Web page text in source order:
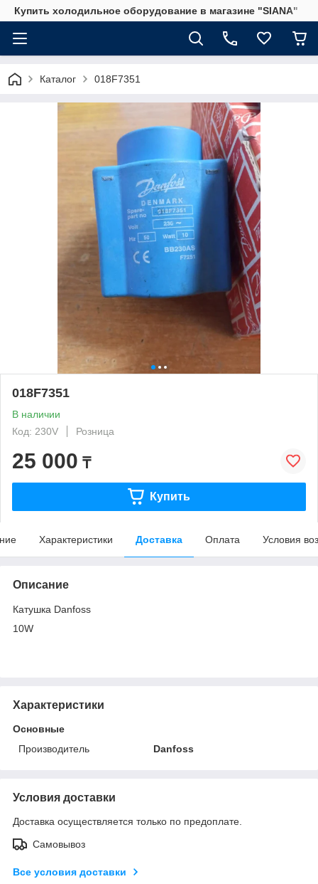
Купить холодильное оборудование в магазине "SIANA"
Каталог 018F7351
018F7351
В наличии
Код: 230V
Розница
25 000 ₸
Купить
Характеристики Доставка Оплата Условия
Описание
Катушка Danfoss
10W
Характеристики
Основные
Производитель
Danfoss
Условия доставки
Доставка осуществляется только по предоплате.
Самовывоз
Все условия доставки